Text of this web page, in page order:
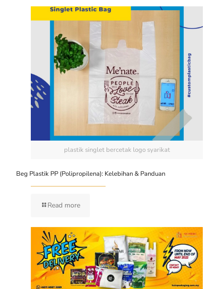
plastik singlet bercetak logo syarikat
Beg Plastik PP (Polipropilena): Kelebihan & Panduan
Read more